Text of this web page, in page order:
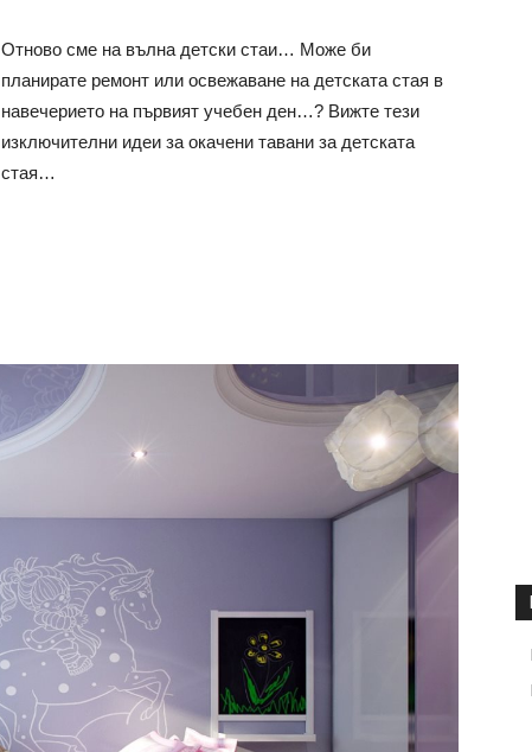
Отново сме на вълна детски стаи… Може би
планирате ремонт или освежаване на детската стая в
навечерието на първият учебен ден…? Вижте тези
изключителни идеи за окачени тавани за детската
стая…